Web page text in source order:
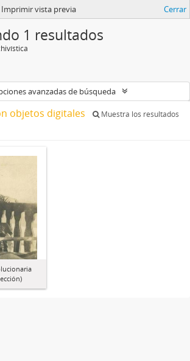
Imprimir vista previa Cerrar
1 resultados
avanzadas de búsqueda
objetos digitales
Muestra los resultados